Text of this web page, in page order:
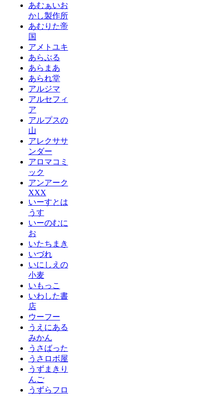
あむぁいお
かし製作所
あむりた帝
国
アメトユキ
あらぶる
あらまあ
あられ堂
アルジマ
アルセフィ
ア
アルプスの
山
アレクササ
ンダー
アロマコミ
ック
アンアーク
XXX
いーすとは
うす
いーのむに
お
いたちまき
いづれ
いにしえの
小麦
いもっこ
いわした書
店
ウーフー
うえにある
みかん
うさばった
うさロボ屋
うずまきり
んご
うずらフロ